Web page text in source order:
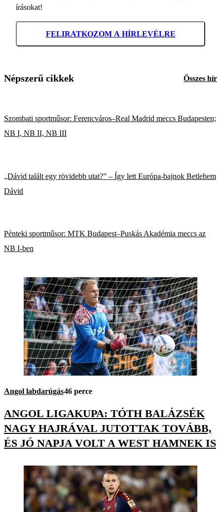
írásokat!
FELIRATKOZOM A HÍRLEVÉLRE
Népszerű cikkek Összes hír
Szombati sportműsor: Ferencváros–Real Madrid meccs Budapesten;
NB I, NB II, NB III
„Dávid talált egy rövidebb utat?” – Így lett Európa-bajnok Betlehem
Dávid
Pénteki sportműsor: MTK Budapest–Puskás Akadémia meccs az
NB I-ben
Angol labdarúgás46 perce
ANGOL LIGAKUPA: TÓTH BALÁZSÉK
NAGY HAJRÁVAL JUTOTTAK TOVÁBB,
ÉS JÓ NAPJA VOLT A WEST HAMNEK IS